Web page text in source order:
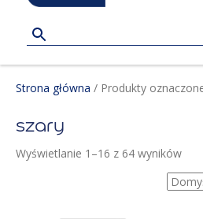
Strona główna / Produkty
szary
Wyświetlanie 1–16 z 64 wyników